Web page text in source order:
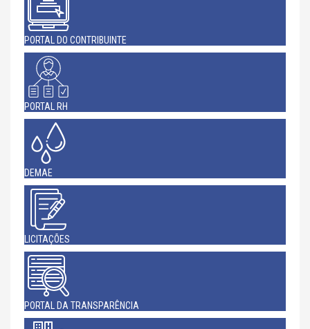
PORTAL DO CONTRIBUINTE
PORTAL RH
DEMAE
LICITAÇÕES
PORTAL DA TRANSPARÊNCIA